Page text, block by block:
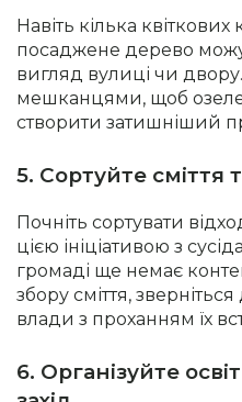
Навіть кілька
посаджене дерево
вигляд вулиці чи
мешканцями, щоб
створити затишніший
5. Сортуйте сміття
Почніть сортувати
цією ініціативою з
громаді ще немає
збору сміття,
влади з проханням їх
6. Організуйте